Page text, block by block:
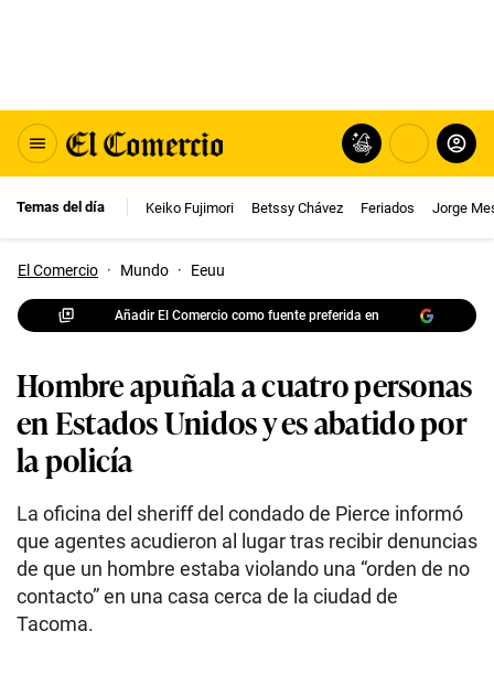
Temas del día Keiko Fujimori Betssy Chávez Feriados Jorge
El Comercio · Mundo · Eeuu
Añadir El Comercio como fuente preferida en
Hombre apuñala a cuatro personas
en Estados Unidos y es abatido por
la policía
La oficina del sheriff del condado de Pierce informó
que agentes acudieron al lugar tras recibir denuncias
de que un hombre estaba violando una “orden de no
contacto” en una casa cerca de la ciudad de
Tacoma.